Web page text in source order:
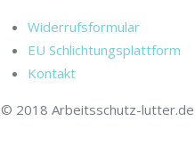
Widerrufsformular
EU Schlichtungsplattform
Kontakt
© 2018 Arbeitsschutz-lutter.de